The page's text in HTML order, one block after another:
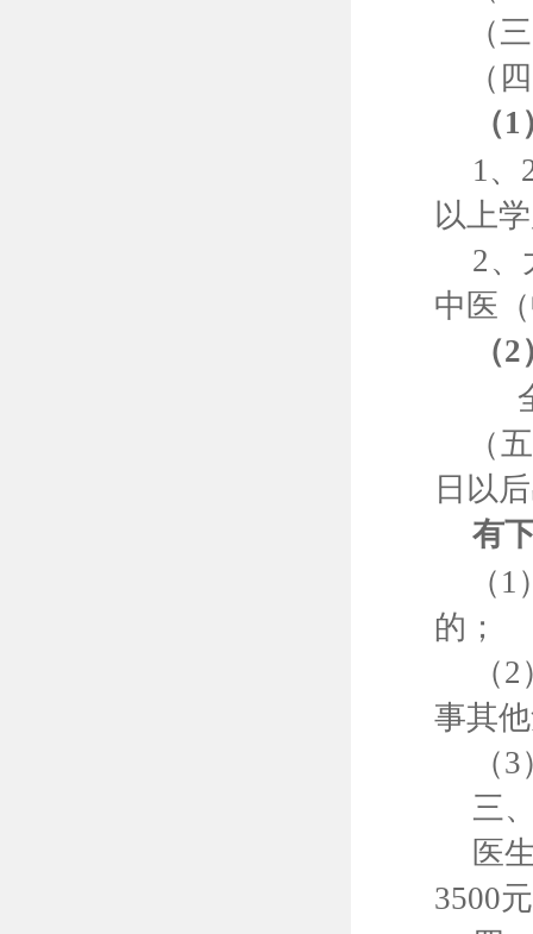
（
（
（1
1、
以上
2
中医
（2
（
日以
有
（ 1
的；
（2
事其
（3
三
医
3500元